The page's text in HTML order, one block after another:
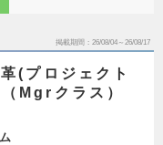
掲載期間 26/08/04～26/08/17
(プロジェクト
Mgrクラス）